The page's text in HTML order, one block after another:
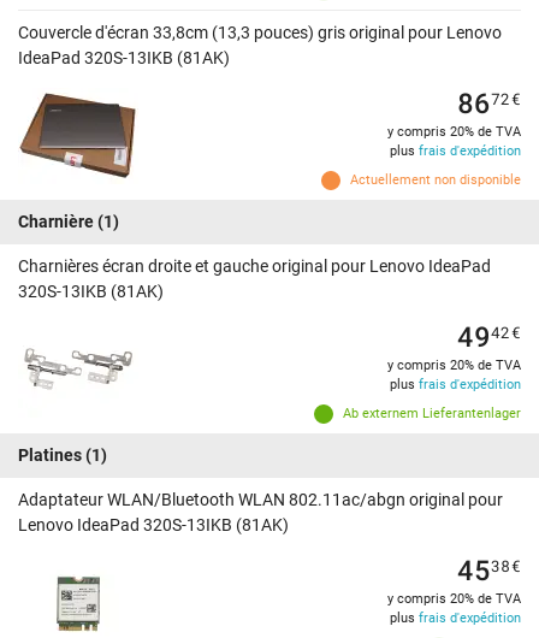
Couvercle d'écran 33,8cm (13,3 pouces) gris original pour Lenovo
IdeaPad 320S-13IKB (81AK)
Actuellement non disponible
8672€
y compris 20% de TVA
plus frais d'expédition
Charnière(1)
Charnières écran droite et gauche original pour Lenovo IdeaPad
320S-13IKB (81AK)
Ab externem Lieferantenlager
4942€
y compris 20% de TVA
plus frais d'expédition
Platines(1)
Adaptateur WLAN/Bluetooth WLAN 802.11ac/abgn original pour
Lenovo IdeaPad 320S-13IKB (81AK)
4538€
y compris 20% de TVA
plus frais d'expédition